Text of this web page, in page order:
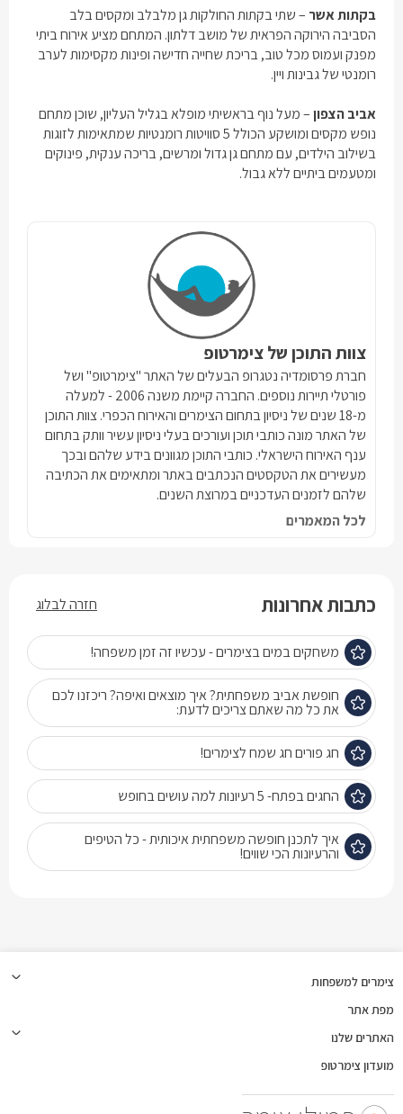
בקתות אשר – שתי בקתות החולקות גן מלבלב ומקסים בלב
הסביבה הירוקה הפראית של מושב דלתון. המתחם מציע אירוח ביתי
מפנק ועמוס מכל טוב, בריכת שחייה חדישה ופינות מקסימות לערב
רומנטי של גבינות ויין.
אביב הצפון– מעל נוף בראשיתי מופלא בגליל העליון, שוכן מתחם
נופש מקסים ומושקע הכולל 5 סוויטות רומנטיות שמתאימות לזוגות
בשילוב הילדים, עם מתחם גן גדול ומרשים, בריכה ענקית, פינוקים
ומטעמים ביתיים ללא גבול.
צוות התוכן של צימרטופ
חברת פרסומדיה נטגרופ הבעלים של האתר "צימרטופ" ושל
פורטלי תיירות נוספים. החברה קיימת משנה 2006 - למעלה
מ-18 שנים של ניסיון בתחום הצימרים והאירוח הכפרי. צוות התוכן
של האתר מונה כותבי תוכן ועורכים בעלי ניסיון עשיר וותק בתחום
ענף האירוח הישראלי. כותבי התוכן מגוונים בידע שלהם ובכך
מעשירים את הטקסטים הנכתבים באתר ומתאימים את הכתיבה
שלהם לזמנים העדכניים במרוצת השנים.
לכל המאמרים
כתבות אחרונות
משחקים במים בצימרים - עכשיו זה זמן משפחה!
חופשת אביב משפחתית? איך מוצאים ואיפה? ריכזנו לכם
את כל מה שאתם צריכים לדעת:
חג פורים חג שמח לצימרים!
החגים בפתח- 5 רעיונות למה עושים בחופש
איך לתכנן חופשה משפחתית איכותית - כל הטיפים
והרעיונות הכי שווים!
חזרה לבלוג
צימרים למשפחות
מפת אתר
האתרים שלנו
מועדון צימרטופ